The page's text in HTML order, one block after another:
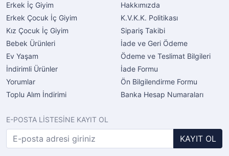
Erkek İç Giyim
Erkek Çocuk İç Giyim
Kız Çocuk İç Giyim
Bebek Ürünleri
Ev Yaşam
İndirimli Ürünler
Yorumlar
Toplu Alım İndirimi
Hakkımızda
K.V.K.K. Politikası
Sipariş Takibi
İade ve Geri Ödeme
Ödeme ve Teslimat Bilgileri
İade Formu
Ön Bilgilendirme Formu
Banka Hesap Numaraları
E-POSTA LİSTESİNE KAYIT OL
KAYIT OL